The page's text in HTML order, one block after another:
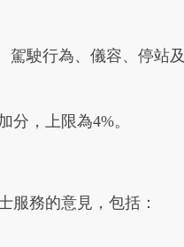
駕駛行為、儀容、停站及
，上限為4%。
服務的意見，包括：